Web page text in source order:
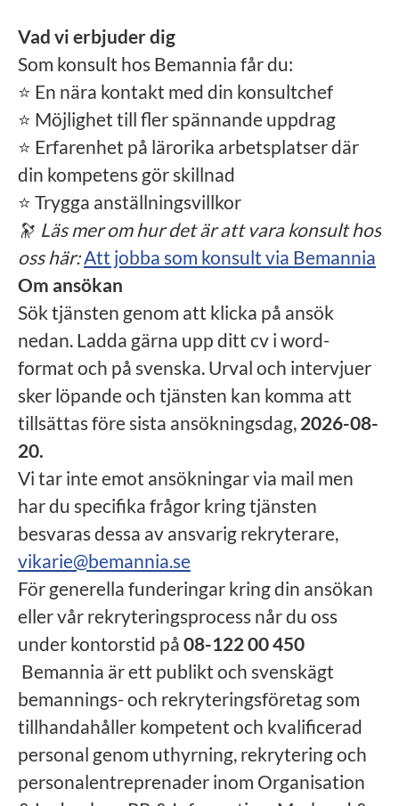
Vad vi erbjuder dig
Som konsult hos Bemannia får du:
⭐ En nära kontakt med din konsultchef
⭐ Möjlighet till fler spännande uppdrag
⭐ Erfarenhet på lärorika arbetsplatser där
din kompetens gör skillnad
⭐ Trygga anställningsvillkor
🔭 Läs mer om hur det är att vara konsult hos
oss här:Att jobba som konsult via Bemannia
Om ansökan
Sök tjänsten genom att klicka på ansök
nedan. Ladda gärna upp ditt cv i word-
format och på svenska. Urval och intervjuer
sker löpande och tjänsten kan komma att
tillsättas före sista ansökningsdag, 2026-08-
20.
Vi tar inte emot ansökningar via mail men
har du specifika frågor kring tjänsten
besvaras dessa av ansvarig rekryterare,
vikarie@bemannia.se
För generella funderingar kring din ansökan
eller vår rekryteringsprocess når du oss
under kontorstid på 08-122 00 450
Bemannia är ett publikt och svenskägt
bemannings- och rekryteringsföretag som
tillhandahåller kompetent och kvalificerad
personal genom uthyrning, rekrytering och
personalentreprenader inom Organisation